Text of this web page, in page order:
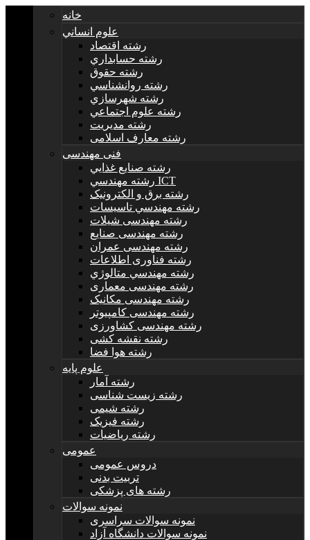
خانه
علوم انساني
رشته اقتصاد
رشته حسابداري
رشته حقوق
رشته روانشناسي
رشته شهرسازي
رشته علوم اجتماعي
رشته مديريت
رشته معارف اسلامی
فنی مهندسی
رشته صنايع غذايي
رشته مهندسي ICT
رشته برق و الکترونيک
رشته مهندسي تاسيسات
رشته مهندسی شیلات
رشته مهندسی صنایع
رشته مهندسی عمران
رشته فناوری اطلاعات
رشته مهندسي متالوژي
رشته مهندسی معماری
رشته مهندسی مکانیک
رشته مهندسی کامپیوتر
رشته مهندسی کشاورزی
رشته نقشه کشی
رشته هوا فضا
علوم پایه
رشته آمار
رشته زیست شناسی
رشته شیمی
رشته فیزیک
رشته ریاضیات
عمومی
دروس عمومی
تربیت بدنی
رشته های پزشکی
نمونه سوالات
نمونه سوالات سراسری
نمونه سوالات دانشگاه آزاد